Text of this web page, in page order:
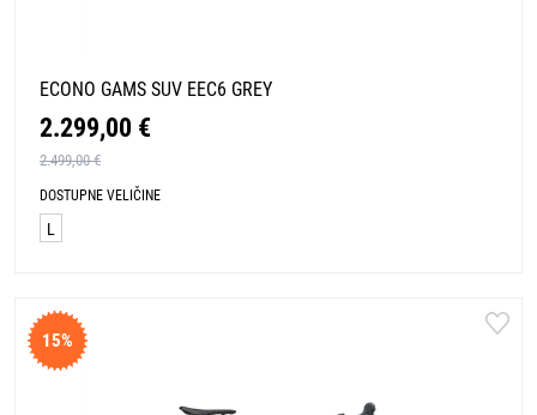
ECONO GAMS SUV EEC6 GREY
2.299,00 €
2.499,00 €
DOSTUPNE VELIČINE
L
15%